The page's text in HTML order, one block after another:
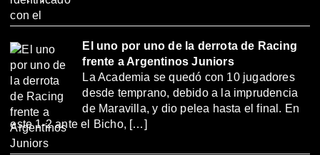
El uno por uno de la derrota de Racing
frente a Argentinos Juniors
La Academia se quedó con 10 jugadores
desde temprano, debido a la imprudencia
de Maravilla, y dio pelea hasta el final. En
este 1-2 ante el Bicho, […]